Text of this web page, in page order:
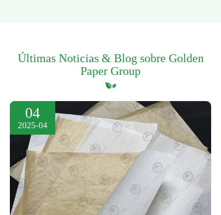
Últimas Noticias & Blog sobre Golden
Paper Group
04
2025-04